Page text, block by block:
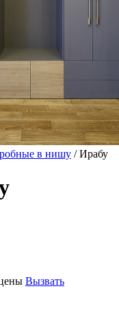
в нишу / Ирабу
Вызвать